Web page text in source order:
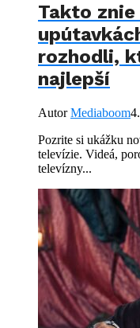
Takto znie
rozhodli,
najlepší
AutorMediaboom
Pozrite si ukážku
televízie. Videá,
televízny...